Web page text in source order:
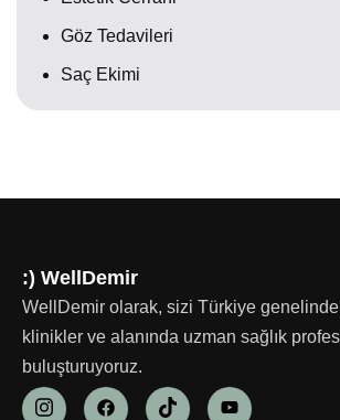
Göz Tedavileri
Saç Ekimi
:) WellDemir
WellDemir olarak, sizi Türkiye
klinikler ve alanında uzman sağlık
buluşturuyoruz.